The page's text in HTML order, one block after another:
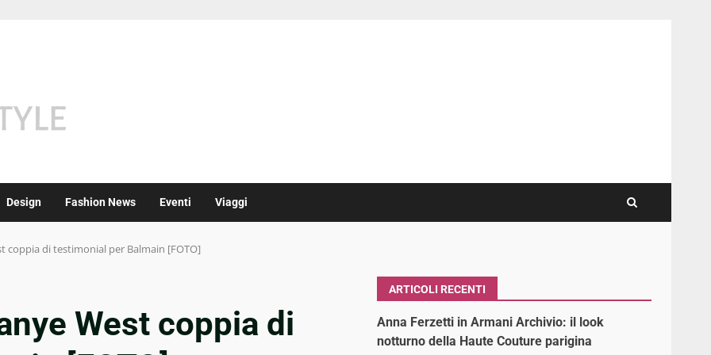
Design Fashion News Eventi Viaggi
coppia di testimonial per Balmain [FOTO]
West coppia di
ARTICOLI RECENTI
Anna Ferzetti in Armani Archivio: il look
notturno della Haute Couture parigina